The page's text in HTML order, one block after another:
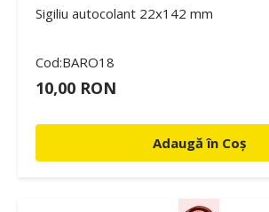
Sigiliu autocolant 22x142 mm
Cod:BARO18
10,00 RON
Adaugă în Coș